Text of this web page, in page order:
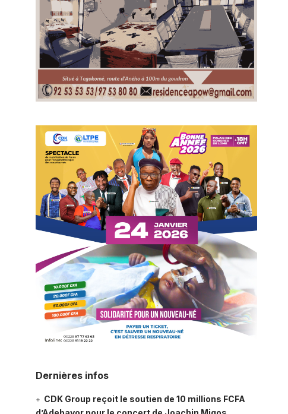
Dernières infos
CDK Group reçoit le soutien de 10 millions FCFA